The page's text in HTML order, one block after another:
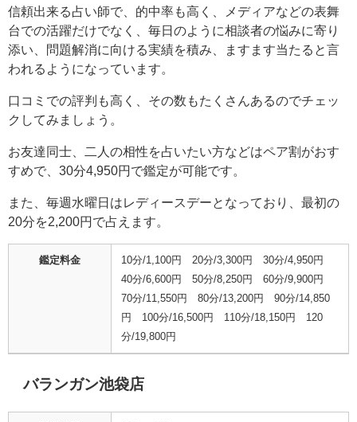
信頼出来る占い師で、的中率も高く、メディアなどの表舞
台での活躍だけでなく、毎日のように相談者の悩みに寄り
添い、問題解消に向ける実績を積み、ますます当たると言
われるようになっています。
口コミでの評判も高く、その数もたくさんあるのでチェッ
クしてみましょう。
お友達同士、二人の相性を占いたい方などはペア割がおす
すめで、30分4,950円で鑑定が可能です。
また、毎週水曜日はレディースデーとなっており、最初の
20分を2,200円で占えます。
鑑定料金
10分/1,100円 20分/3,300円 30分/4,950円
40分/6,600円 50分/8,250円 60分/9,900円
70分/11,550円 80分/13,200円 90分/14,850
円 100分/16,500円 110分/18,150円 120
分/19,800円
バランガン池袋店